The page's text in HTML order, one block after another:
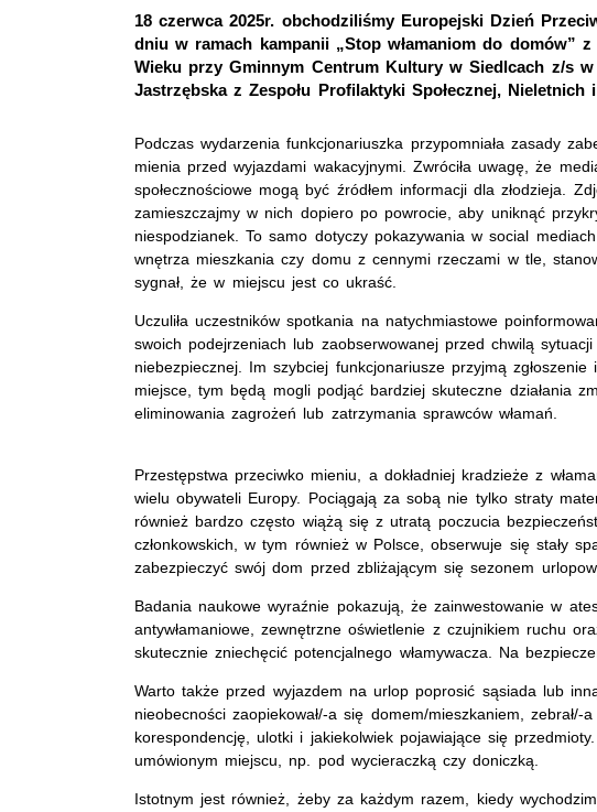
18 czerwca 2025r. obchodziliśmy Europejski Dzień
dniu w ramach kampanii „Stop włamaniom do domów”
Wieku przy Gminnym Centrum Kultury w Siedlcach z/s w
Jastrzębska z Zespołu Profilaktyki Społecznej,
Podczas wydarzenia funkcjonariuszka przypomniała zasady
mienia przed wyjazdami wakacyjnymi. Zwróciła uwagę, że
społecznościowe mogą być źródłem informacji dla złodzieja.
zamieszczajmy w nich dopiero po powrocie, aby uniknąć
niespodzianek. To samo dotyczy pokazywania w social
wnętrza mieszkania czy domu z cennymi rzeczami w tle,
sygnał, że w miejscu jest co ukraść.
Uczuliła uczestników spotkania na natychmiastowe
swoich podejrzeniach lub zaobserwowanej przed chwilą sytuacji
niebezpiecznej. Im szybciej funkcjonariusze przyjmą
miejsce, tym będą mogli podjąć bardziej skuteczne działania
eliminowania zagrożeń lub zatrzymania sprawców włamań.
Przestępstwa przeciwko mieniu, a dokładniej kradzieże z
wielu obywateli Europy. Pociągają za sobą nie tylko straty
również bardzo często wiążą się z utratą poczucia
członkowskich, w tym również w Polsce, obserwuje się stały
zabezpieczyć swój dom przed zbliżającym się sezonem
Badania naukowe wyraźnie pokazują, że zainwestowanie w
antywłamaniowe, zewnętrzne oświetlenie z czujnikiem ruchu
skutecznie zniechęcić potencjalnego włamywacza. Na
Warto także przed wyjazdem na urlop poprosić sąsiada lub
nieobecności zaopiekował/-a się domem/mieszkaniem,
korespondencję, ulotki i jakiekolwiek pojawiające się
umówionym miejscu, np. pod wycieraczką czy doniczką.
Istotnym jest również, żeby za każdym razem, kiedy